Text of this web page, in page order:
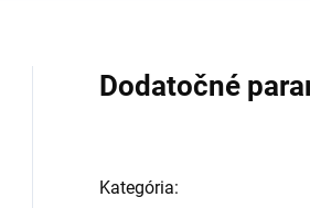
Dodatočné
Kategória: